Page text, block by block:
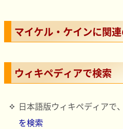
マイケル・ケインに関
ウィキペディアで検索
日本語版ウィキペディアで、
を検索